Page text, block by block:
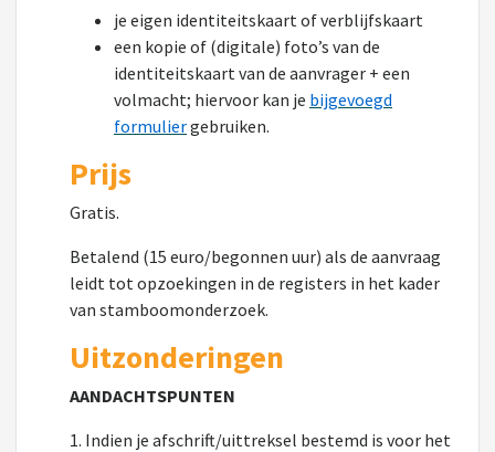
je eigen identiteitskaart of verblijfskaart
een kopie of (digitale) foto’s van de
identiteitskaart van de aanvrager + een
volmacht; hiervoor kan je bijgevoegd
formuliergebruiken.
Prijs
Gratis.
Betalend (15 euro/begonnen uur) als de aanvraag
leidt tot opzoekingen in de registers in het kader
van stamboomonderzoek.
Uitzonderingen
AANDACHTSPUNTEN
1. Indien je afschrift/uittreksel bestemd is voor het